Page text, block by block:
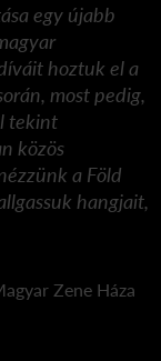
egy újabb
hoztuk el a
most pedig,
tekint
közös
a Föld
hangjait,
Zene Háza